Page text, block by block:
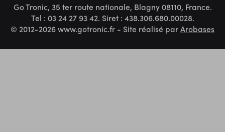
Go Tronic, 35 ter route nationale, Blagny 08110, France.
Tel : 03 24 27 93 42. Siret : 438.306.680.00028.
© 2012-2026 www.gotronic.fr - Site réalisé parArobases